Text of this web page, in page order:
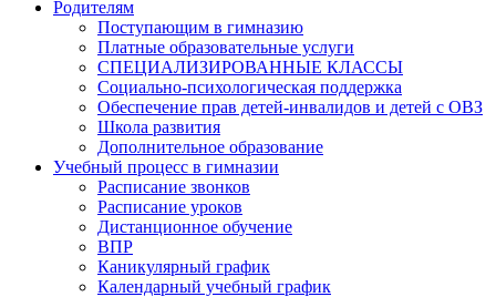
Родителям
Поступающим в гимназию
Платные образовательные услуги
СПЕЦИАЛИЗИРОВАННЫЕ КЛАССЫ
Социально-психологическая поддержка
Обеспечение прав детей-инвалидов и детей с ОВЗ
Школа развития
Дополнительное образование
Учебный процесс в гимназии
Расписание звонков
Расписание уроков
Дистанционное обучение
ВПР
Каникулярный график
Календарный учебный график